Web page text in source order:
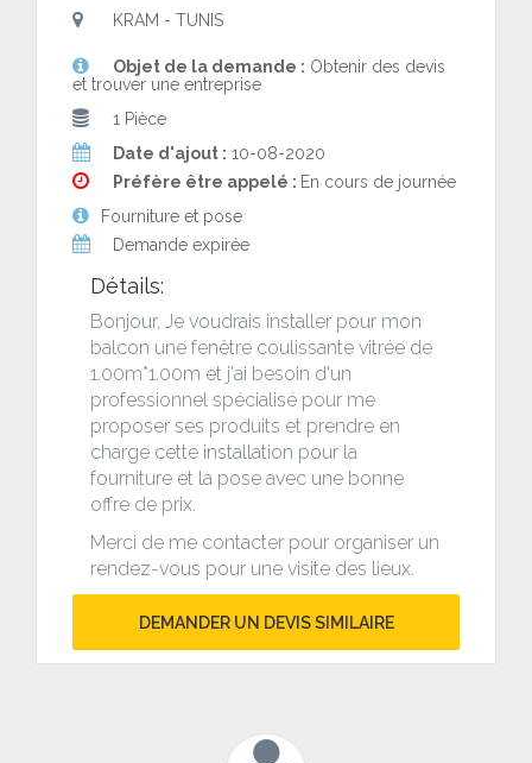
KRAM - TUNIS
Objet de la demande : Obtenir des devis
et trouver une entreprise
1 Pièce
Date d'ajout : 10-08-2020
Préfère être appelé : En cours de journée
Fourniture et pose
Demande expirée
Détails:
Bonjour, Je voudrais installer pour mon
balcon une fenêtre coulissante vitrée de
1.00m*1.00m et j'ai besoin d'un
professionnel spécialisé pour me
proposer ses produits et prendre en
charge cette installation pour la
fourniture et la pose avec une bonne
offre de prix.
Merci de me contacter pour organiser un
rendez-vous pour une visite des lieux.
DEMANDER UN DEVIS SIMILAIRE